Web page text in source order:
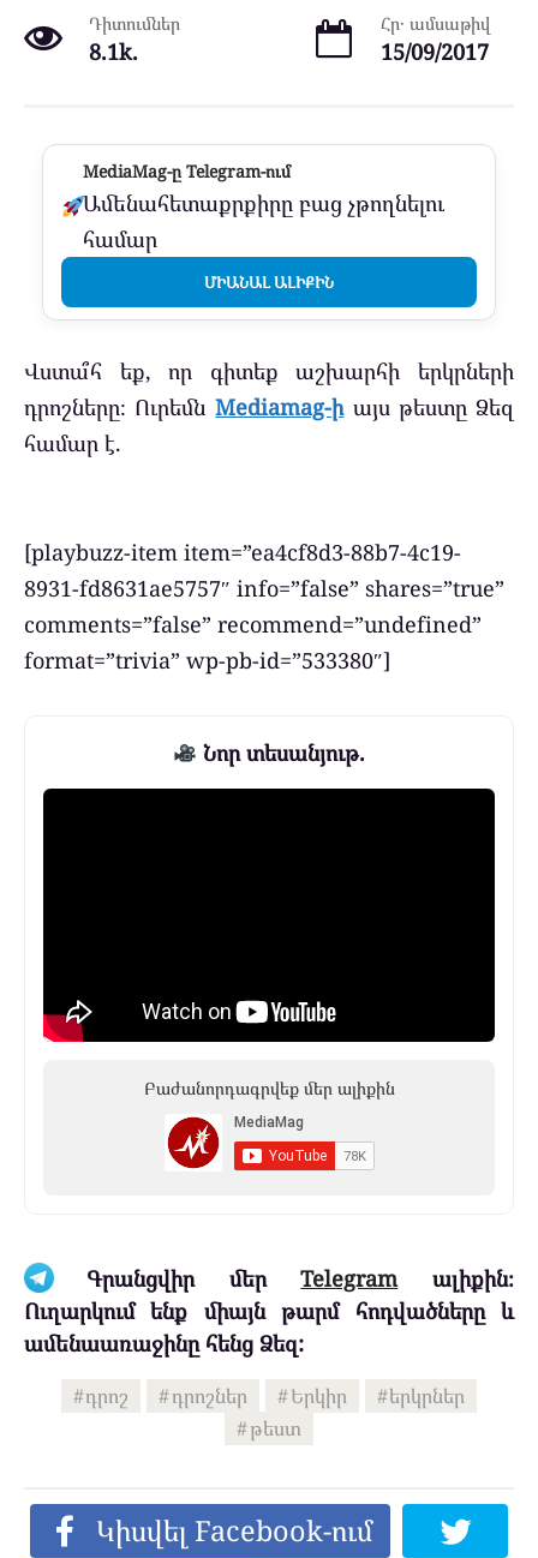
Դիտումներ
8.1k.
Հր․ ամսաթիվ
15/09/2017
MediaMag-ը Telegram-ում
Ամենահետաքրքիրը բաց չթողնելու
համար
ՄԻԱՆԱԼ ԱԼԻՔԻՆ
Վստա՞հ եք, որ գիտեք աշխարհի երկրների
դրոշները։ ՈւրեմնMediamag-իայս թեստը Ձեզ
համար է.
[playbuzz-item item=”ea4cf8d3-88b7-4c19-
8931-fd8631ae5757″ info=”false” shares=”true”
comments=”false” recommend=”undefined”
format=”trivia” wp-pb-id=”533380″]
Նոր տեսանյութ.
Բաժանորդագրվեք մեր ալիքին
Գրանցվիր մերTelegramալիքին։
Ուղարկում ենք միայն թարմ հոդվածները և
ամենաառաջինը հենց Ձեզ:
դրոշ դրոշներ Երկիր
երկրներ
թեստ
Կիսվել Facebook-ում